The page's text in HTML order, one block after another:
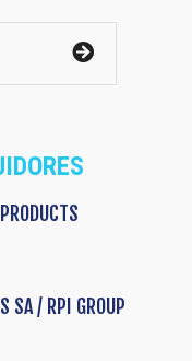
SA / RPI GROUP